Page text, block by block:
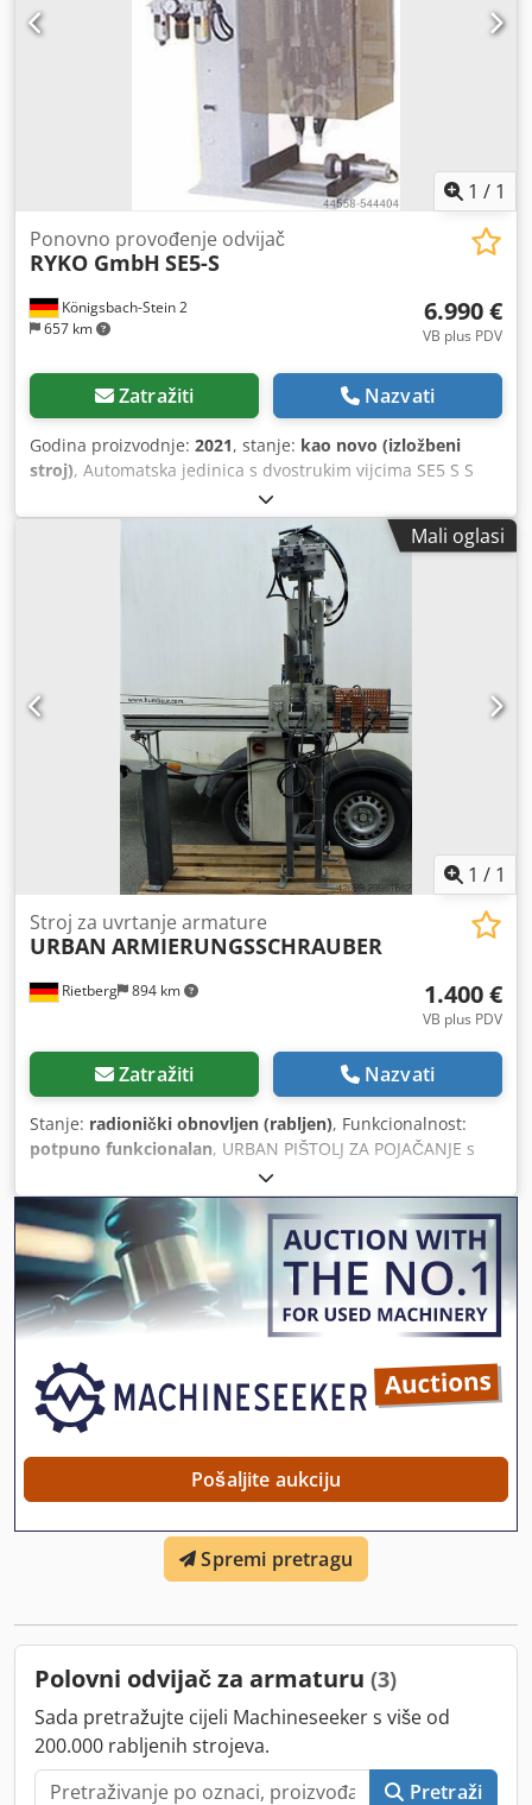
1 / 1
Königsbach-Stein 2
657 km
Ponovno provođenje odvijač
RYKO GmbH SE5-S
6.990 €
VB plus PDV
Zatražiti Nazvati
Godina proizvodnje: 2021, stanje: kao novo (izložbeni
stroj), Automatska jedinica s dvostrukim vijcima SE5 S S
automatskim uvlačenjem vijaka Ugradnja glave na klupu
Automatska radna kontrola ... Djdpfx Alsuxyyo Nsck
Mali oglasi
1 / 1
Rietberg 894 km
Stroj za uvrtanje armature
URBAN ARMIERUNGSSCHRAUBER
1.400 €
VB plus PDV
Zatražiti Nazvati
Stanje: radionički obnovljen (rabljen), Funkcionalnost:
potpuno funkcionalan, URBAN PIŠTOLJ ZA POJAČANJE s
automatskim DOVODOM VIJAKA Tehnički podaci: Priključak
zraka: 7 bar Duljina: 1.400 mm Širina: 700 mm Visina:
1.800 mm Djdpfx Alox U An Te Neck Težina: 100 kg Stroj
revidiran
Pošaljite aukciju
Spremi pretragu
Polovni odvijač za armaturu (3)
Sada pretražujte cijeli Machineseeker s više od
200.000 rabljenih strojeva.
Pretraži